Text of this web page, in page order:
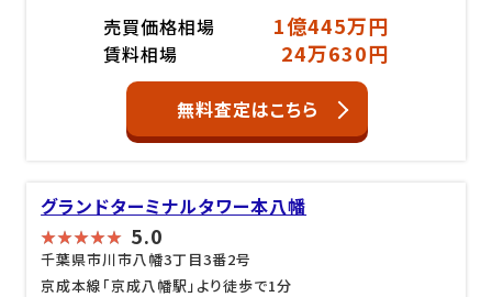
売買価格相場 1億445万円
賃料相場 24万630円
無料査定はこちら
グランドターミナルタワー本八幡
5.0
千葉県市川市八幡3丁目3番2号
京成本線「京成八幡駅」より徒歩で1分